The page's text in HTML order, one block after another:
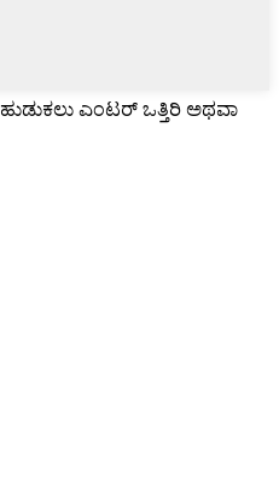
ಹುಡುಕಲು ಎಂಟರ್ ಒತ್ತಿರಿ ಅಥವಾ